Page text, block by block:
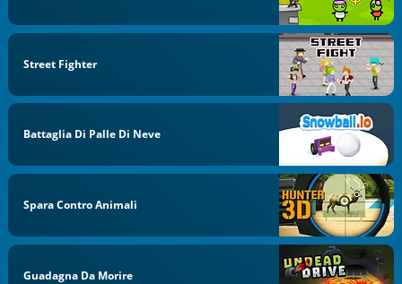
Street Fighter
Battaglia Di Palle Di Neve
Spara Contro Animali
Guadagna Da Morire